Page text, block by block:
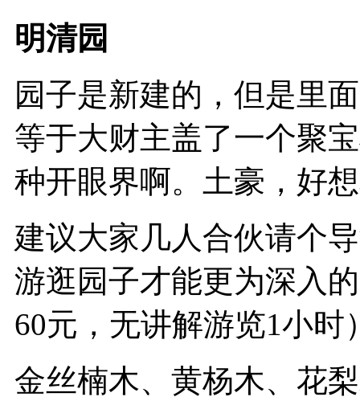
明清园
园子是新建的，但是里
等于大财主盖了一个聚
种开眼界啊。土豪，好
建议大家几人合伙请个
游逛园子才能更为深入
60元，无讲解游览1小时
金丝楠木、黄杨木、花